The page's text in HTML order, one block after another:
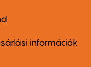
információk